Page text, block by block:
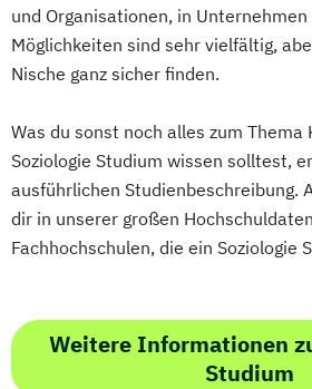
und Organisationen, in
Möglichkeiten sind sehr vielfältig,
Nische ganz sicher finden.
Was du sonst noch alles zum Thema
Soziologie Studium wissen solltest,
ausführlichen Studienbeschreibung.
dir in unserer großen
Fachhochschulen, die ein Soziologie
Weitere Informationen
Studium